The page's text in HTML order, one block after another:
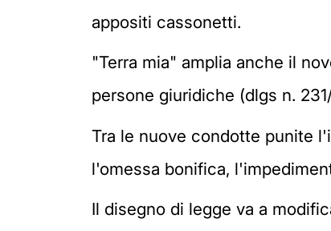
appositi cassonetti.
"Terra mia" amplia anche il
persone giuridiche (dlgs n.
Tra le nuove condotte punite
l'omessa bonifica,
Il disegno di legge va a